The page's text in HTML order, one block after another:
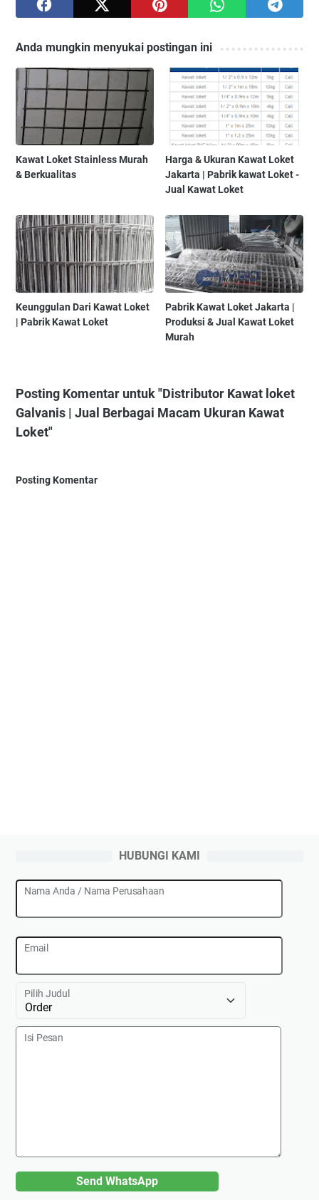
Anda mungkin menyukai postingan ini
Kawat Loket Stainless Murah
& Berkualitas
Harga & Ukuran Kawat Loket
Jakarta | Pabrik kawat Loket -
Jual Kawat Loket
Keunggulan Dari Kawat Loket
| Pabrik Kawat Loket
Pabrik Kawat Loket Jakarta |
Produksi & Jual Kawat Loket
Murah
Posting Komentar untuk "Distributor Kawat loket
Galvanis | Jual Berbagai Macam Ukuran Kawat
Loket"
Posting Komentar
HUBUNGI KAMI
Nama Anda / Nama Perusahaan
Email
Pilih Judul
Isi Pesan
Send WhatsApp